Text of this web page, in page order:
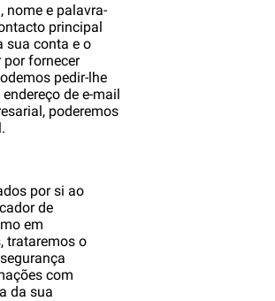
nome e palavra-
principal
sua conta e o
por fornecer
pedir-lhe
de e-mail
poderemos
por si ao
de
em
trataremos o
com
da sua